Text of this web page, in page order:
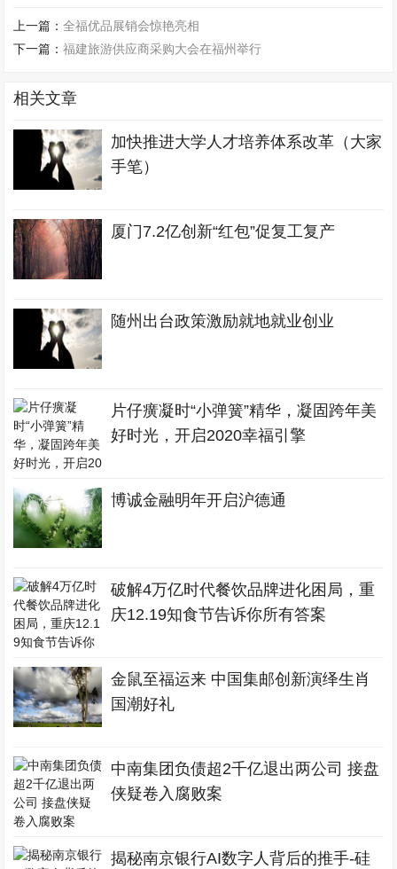
上一篇：全福优品展销会惊艳亮相
下一篇：福建旅游供应商采购大会在福州举行
相关文章
加快推进大学人才培养体系改革（大家
手笔）
厦门7.2亿创新“红包”促复工复产
随州出台政策激励就地就业创业
片仔癀凝时“小弹簧”精华，凝固跨年美
好时光，开启2020幸福引擎
博诚金融明年开启沪德通
破解4万亿时代餐饮品牌进化困局，重
庆12.19知食节告诉你所有答案
金鼠至福运来 中国集邮创新演绎生肖
国潮好礼
中南集团负债超2千亿退出两公司 接盘
侠疑卷入腐败案
揭秘南京银行AI数字人背后的推手-硅